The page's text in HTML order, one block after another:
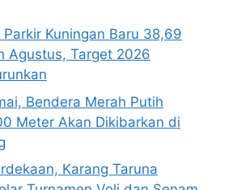
Parkir Kuningan Baru 38,69
Agustus, Target 2026
Bendera Merah Putih
Meter Akan Dikibarkan di
Karang Taruna